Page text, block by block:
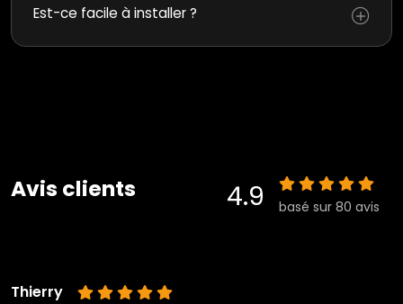
Est-ce facile à installer ?
Avis clients 4.9 basé sur 80 avis
Thierry